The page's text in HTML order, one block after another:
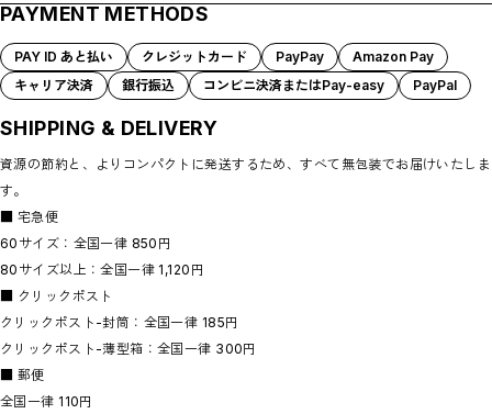
ご支援のお願い NewsLetter
SHOP GUIDE
PAYMENT METHODS
BLOG
CONTACT
プライバシーポリシー
特定商取引法に基づく表記
PAYMENT METHODS
PAY ID あと払い クレジットカード PayPay
Amazon Pay
キャリア決済
銀行振込 コンビニ決済またはPay-easy PayPal
SHIPPING & DELIVERY
資源の節約と、よりコンパクトに発送するため、すべて無包装でお届けいたしま
す。
■ 宅急便
60サイズ：全国一律 850円
80サイズ以上：全国一律 1,120円
■ クリックポスト
クリックポスト-封筒：全国一律 185円
クリックポスト-薄型箱：全国一律 300円
■ 郵便
全国一律 110円